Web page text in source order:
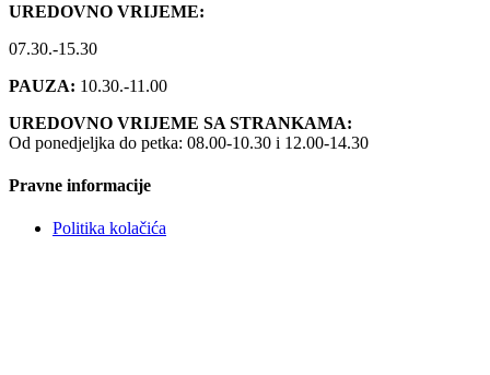
UREDOVNO VRIJEME:
07.30.-15.30
PAUZA: 10.30.-11.00
UREDOVNO VRIJEME SA STRANKAMA:
Od ponedjeljka do petka: 08.00-10.30 i 12.00-14.30
Pravne informacije
Politika kolačića